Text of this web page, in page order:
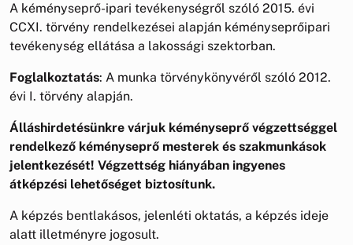
A kéményseprő-ipari tevékenységről szóló 2015. évi
CCXI. törvény rendelkezései alapján kéményseprőipari
tevékenység ellátása a lakossági szektorban.
Foglalkoztatás: A munka törvénykönyvéről szóló 2012.
évi I. törvény alapján.
Álláshirdetésünkre várjuk kéményseprő végzettséggel
rendelkező kéményseprő mesterek és szakmunkások
jelentkezését! Végzettség hiányában ingyenes
átképzési lehetőséget biztosítunk.
A képzés bentlakásos, jelenléti oktatás, a képzés ideje
alatt illetményre jogosult.